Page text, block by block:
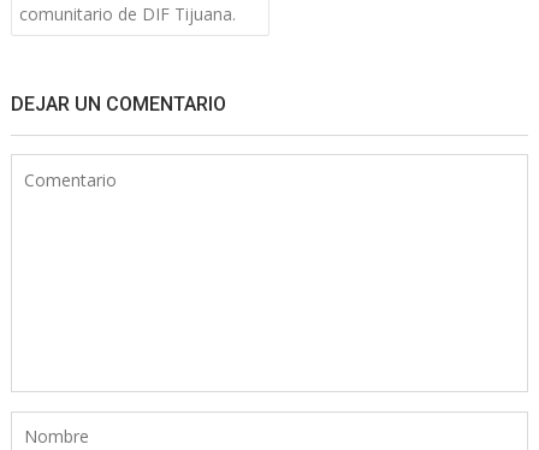
comunitario de DIF Tijuana.
DEJAR UN COMENTARIO